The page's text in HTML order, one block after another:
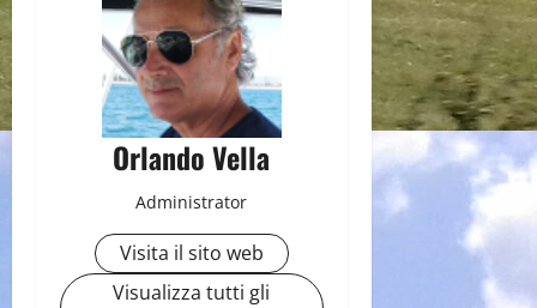
Orlando Vella
Administrator
Visita il sito web
Visualizza tutti gli